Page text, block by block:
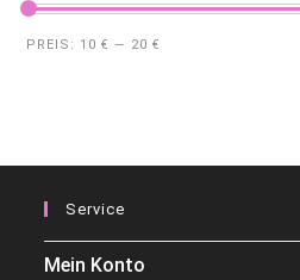
PREIS: 10 € — 20 €
Service
Mein Konto